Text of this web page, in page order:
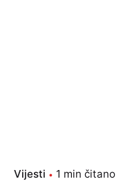
Vijesti 1 min čitano